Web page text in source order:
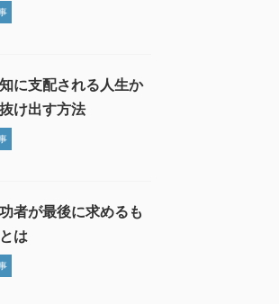
に支配される人生か
け出す方法
者が最後に求めるも
は